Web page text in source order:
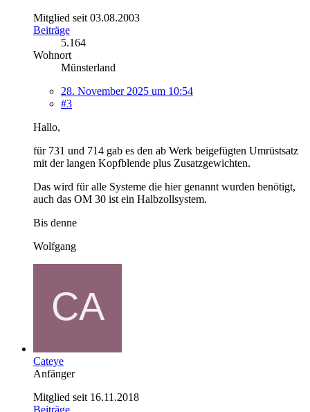
Mitglied seit 03.08.2003
Beiträge
5.164
Wohnort
Münsterland
28. November 2025 um 10:54
#3
Hallo,
für 731 und 714 gab es den ab Werk beigefügten Umrüstsatz
mit der langen Kopfblende plus Zusatzgewichten.
Das wird für alle Systeme die hier genannt wurden benötigt,
auch das OM 30 ist ein Halbzollsystem.
Bis denne
Wolfgang
Cateye
Anfänger
Mitglied seit 16.11.2018